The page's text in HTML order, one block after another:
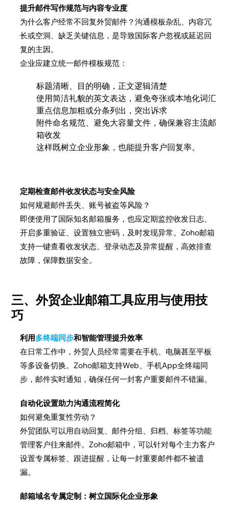
提升邮件写作规范与内容专业度
为什么客户经常不回复外贸邮件？沟通模板杂乱、内容冗
长或空洞、缺乏关键信息，是导致国际客户忽视或延迟回
复的主因。
企业应建立统一邮件模板规范：
标题清晰、目的明确，正文逻辑清楚
使用简洁礼貌的英文表达，避免夸张或本地化词汇
重点信息加粗或分条列出，突出诉求
附件命名规范、避免大容量文件，确保兼容主流邮
箱收发
这样既树立企业形象，也能提升客户回复率。
定期检查邮件收发状态与安全风险
如何规避邮件丢失、账号被盗等风险？
即便使用了国际知名邮箱服务，也应定期监控收发日志、
开启多重验证、设置独立密码，及时发现异常。Zoho邮箱
支持一键查看收发状态、登录动态及异常提醒，高效排查
故障，保障数据安全。
三、外贸企业邮箱工具应用与使用技
巧
利用多终端同步和智能管理提升效率
在日常工作中，外贸人员经常需要在手机、电脑甚至平板
等多设备切换。Zoho邮箱支持Web、手机App全终端同
步，邮件实时通知，确保任何一封客户重要邮件不错漏。
自动化设置助力沟通流程简化
如何避免重复性劳动？
外贸团队可以用自动回复、邮件分组、归档、标签等功能
管理客户往来邮件。Zoho邮箱中，可以针对每个主力客户
设置专属标签、跟进提醒，让每一封重要邮件都不被遗
漏。
邮箱域名专属定制：树立国际化企业形象